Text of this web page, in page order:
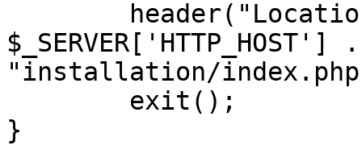
"installation/
}